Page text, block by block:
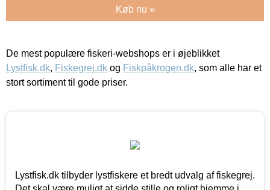
Køb nu »
De mest populære fiskeri-webshops er i øjeblikket
Lystfisk.dk, Fiskegrej.dk og Fiskpåkrogen.dk, som alle har et
stort sortiment til gode priser.
Lystfisk.dk tilbyder lystfiskere et bredt udvalg af fiskegrej.